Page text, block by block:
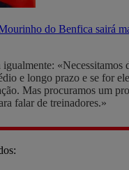
do Benfica sairá
«Necessitamos
e longo prazo e se for
Mas procuramos um
falar de treinadores.»